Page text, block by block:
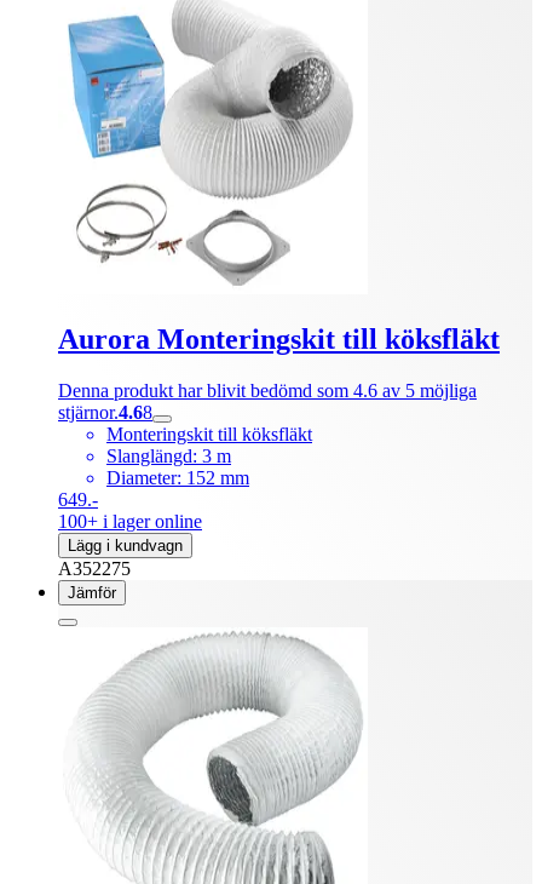
Aurora Monteringskit till köksfläkt
Denna produkt har blivit bedömd som 4.6 av 5 möjliga
stjärnor.4.68
Monteringskit till köksfläkt
Slanglängd: 3 m
Diameter: 152 mm
649.-
100+ i lager online
Lägg i kundvagn
A352275
Jämför